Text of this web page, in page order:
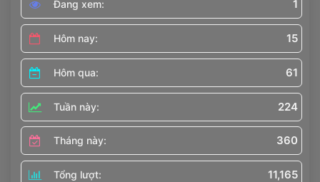
Đang xem: 1
Hôm nay: 15
Hôm qua: 61
Tuần này: 224
Tháng này: 360
Tổng lượt: 11,165